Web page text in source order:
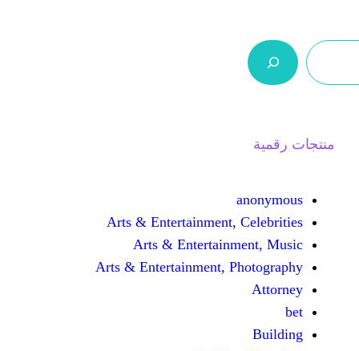
Arts & Entertainment,
Arts &
Arts & Entertainment,